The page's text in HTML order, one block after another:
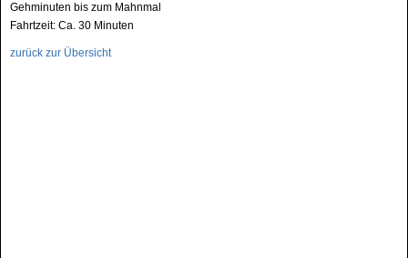
Gehminuten bis zum Mahnmal
Fahrtzeit: Ca. 30 Minuten
zurück zur Übersicht